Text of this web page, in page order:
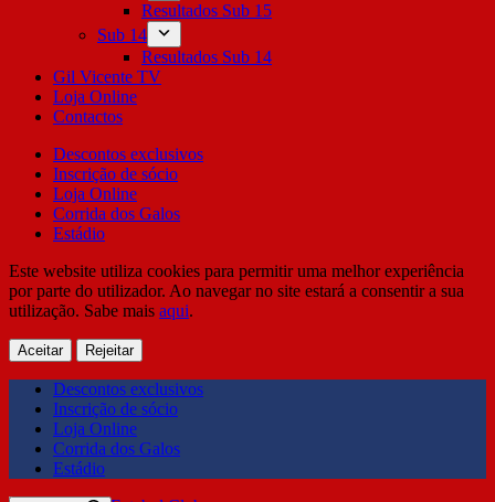
Resultados Sub 15
Sub 14
Resultados Sub 14
Gil Vicente TV
Loja Online
Contactos
Descontos exclusivos
Inscrição de sócio
Loja Online
Corrida dos Galos
Estádio
Este website utiliza cookies para permitir uma melhor experiência
por parte do utilizador. Ao navegar no site estará a consentir a sua
utilização. Sabe mais aqui.
Aceitar Rejeitar
Descontos exclusivos
Inscrição de sócio
Loja Online
Corrida dos Galos
Estádio